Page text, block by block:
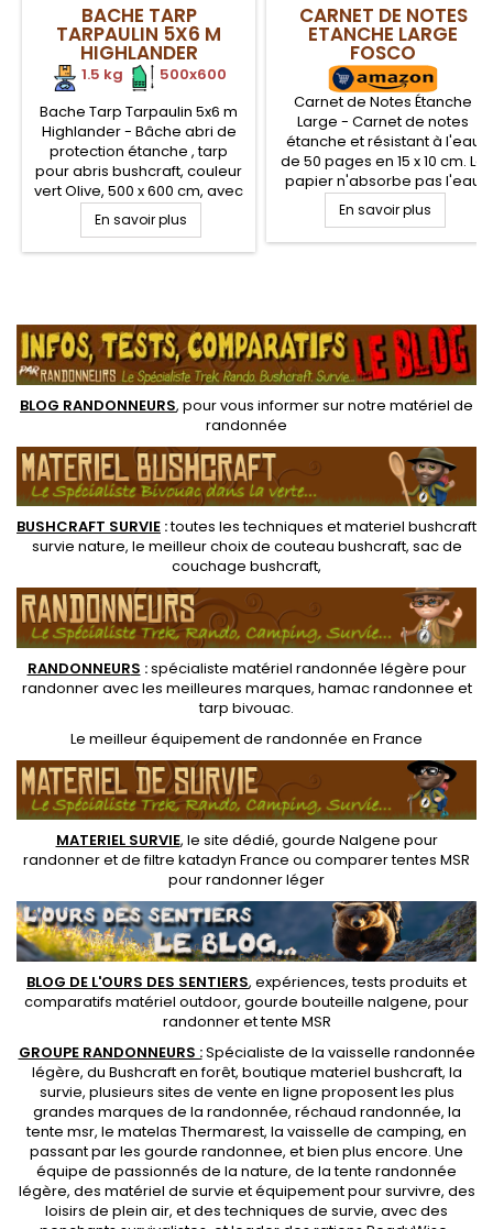
BACHE TARP
TARPAULIN 5X6 M
HIGHLANDER
1.5 kg
500x600
Bache Tarp Tarpaulin 5x6 m
Highlander - Bâche abri de
protection étanche , tarp
pour abris bushcraft, couleur
vert Olive, 500 x 600 cm, avec
œillets aluminium aux quatre
coins. Bâche en Polyéthylène
résistante de 100 gs/m2.
En savoir plus
CARNET DE NOTES
ETANCHE LARGE
FOSCO
Carnet de Notes Étanche
Large - Carnet de notes
étanche et résistant à l'eau
de 50 pages en 15 x 10 cm. Le
papier n'absorbe pas l'eau
s'il est immergé et ne se
déchire pas, ce qui fait un
carnet robuste et pratique
toutes conditions climatiques.
En savoir plus
BLOG RANDONNEURS, pour vous informer sur notre matériel de
randonnée
BUSHCRAFT SURVIE :toutes les techniques etmateriel bushcraft
survie nature, le meilleur choix de couteau bushcraft, sac de
couchage bushcraft,
RANDONNEURS :spécialiste matériel randonnée légère pour
randonner avec les meilleures marques, hamac randonnee et
tarp bivouac.
Le meilleur équipement de randonnée en France
MATERIEL SURVIE, le site dédié, gourde Nalgene pour
randonneret defiltre katadyn France ou comparer tentes MSR
pour randonner léger
BLOG DE L'OURS DES SENTIERS, expériences, tests produits et
comparatifs matériel outdoor, gourde bouteille nalgene, pour
randonner ettente MSR
GROUPE RANDONNEURS :Spécialiste de la vaisselle randonnée
légère, du Bushcraft en forêt, boutique materiel bushcraft, la
survie, plusieurs sites de vente en ligne proposent les plus
grandes marques de la randonnée, réchaud randonnée, la
tente msr, le matelas Thermarest, la vaisselle de camping, en
passant par les gourde randonnee, et bien plus encore. Une
équipe de passionnés de la nature, de latente randonnée
légère, des matériel de survie et équipement pour survivre, des
loisirs de plein air, et des techniques de survie, avec des